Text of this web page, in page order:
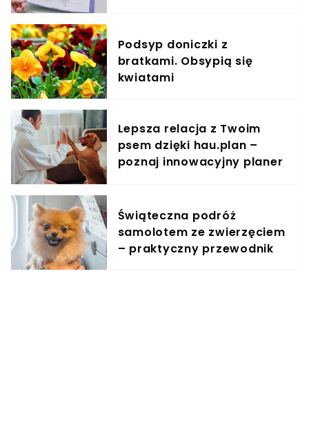
Podsyp doniczki z
bratkami. Obsypią się
kwiatami
Lepsza relacja z Twoim
psem dzięki hau.plan –
poznaj innowacyjny planer
Świąteczna podróż
samolotem ze zwierzęciem
– praktyczny przewodnik